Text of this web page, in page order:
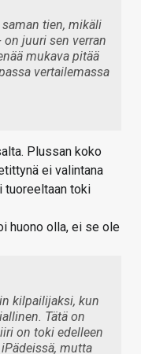
tien, mikäli
on juuri sen verran
mukava pitää
vertailemassa
Plussan koko
ei valintana
tuoreeltaan toki
huono olla, ei se ole
kilpailijaksi, kun
Tätä on
on toki edelleen
mutta